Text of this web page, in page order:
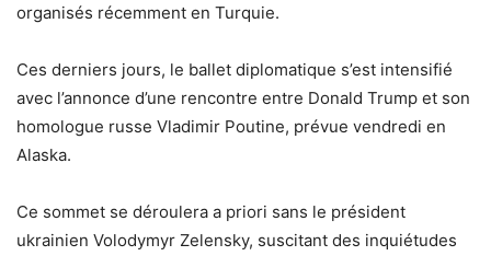
organisés récemment en Turquie.
Ces derniers jours, le ballet diplomatique s’est intensifié
avec l’annonce d’une rencontre entre Donald Trump et son
homologue russe Vladimir Poutine, prévue vendredi en
Alaska.
Ce sommet se déroulera a priori sans le président
ukrainien Volodymyr Zelensky, suscitant des inquiétudes